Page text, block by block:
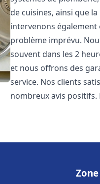
de cuisines, ainsi que
intervenons également
problème imprévu.
souvent dans les 2
et nous offrons des
service. Nos clients
nombreux avis positifs.